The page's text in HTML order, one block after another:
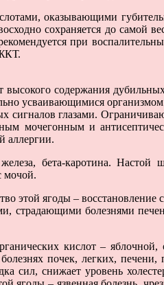
оказывающими
сохраняется до
при
содержания
усваивающимися
сигналов глазами.
мочегонным и
аллергии.
бета-каротина.
мочой.
этой ягоды –
страдающими болезнями
кислот –
почек, легких,
сил, снижает уровень